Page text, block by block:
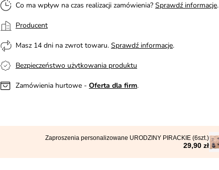
Co ma wpływ na czas realizacji zamówienia? Sprawdź informacje.
Producent
Masz 14 dni na zwrot towaru. Sprawdź informacje.
Bezpieczeństwo użytkowania produktu
Zamówienia hurtowe - Oferta dla firm.
Zaproszenia personalizowane URODZINY PIRACKIE (6szt.)
29,90 zł